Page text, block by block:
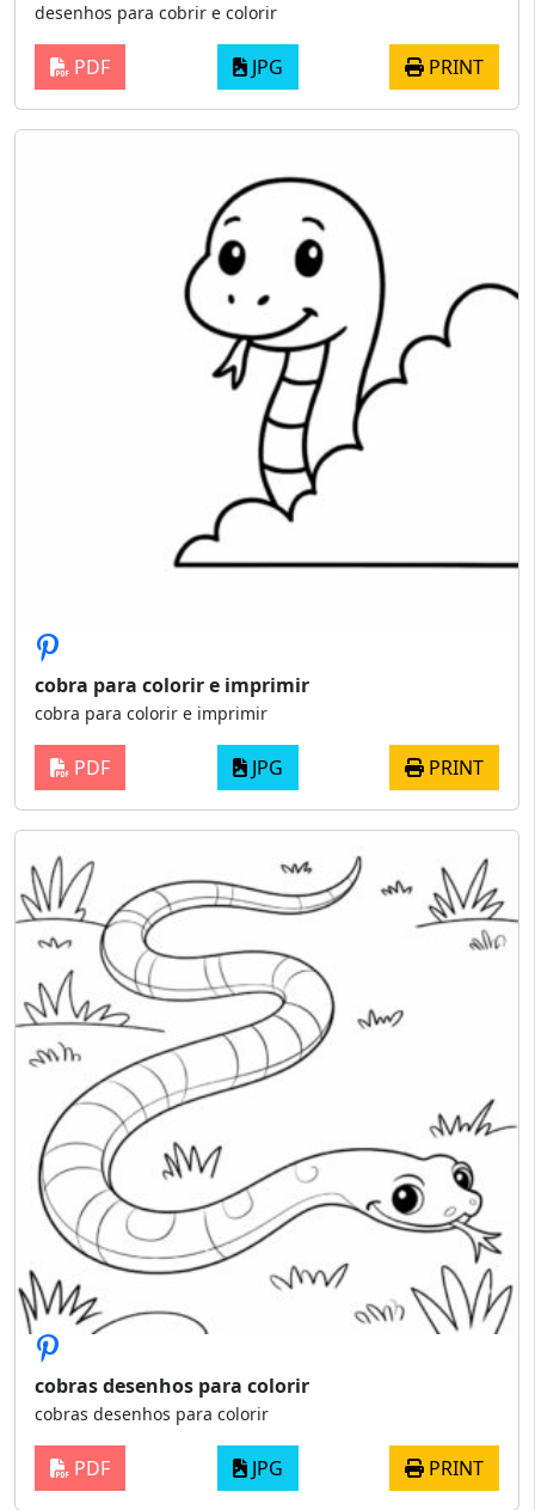
desenhos para cobrir e colorir
PDF JPG PRINT
cobra para colorir e imprimir
cobra para colorir e imprimir
PDF JPG PRINT
cobras desenhos para colorir
cobras desenhos para colorir
PDF JPG PRINT